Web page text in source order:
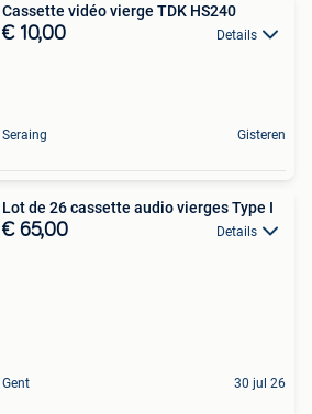
Cassette vidéo vierge TDK HS240
€ 10,00 Details
Seraing Gisteren
Lot de 26 cassette audio vierges Type I
€ 65,00 Details
Gent 30 jul 26